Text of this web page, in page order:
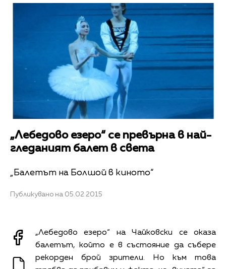
„Лебедово езеро“ се превърна в най-
гледаният балет в света
„Балетът на Болшой в киното“
Публикувано на 05.02.2015
„Лебедово езеро“ на Чайковски се оказа
балетът, който е в състояние да събере
рекорден брой зрители. Но към това